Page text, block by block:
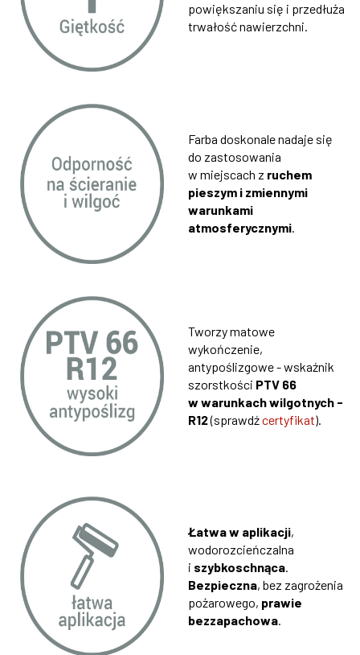
powiększaniu się i przedłuża
trwałość nawierzchni.
Farba doskonale nadaje się
do zastosowania
w miejscach z ruchem
pieszym i zmiennymi
warunkami
atmosferycznymi.
Tworzy matowe
wykończenie,
antypoślizgowe - wskaźnik
szorstkości PTV 66
w warunkach wilgotnych -
R12(sprawdźcertyfikat).
Łatwa w aplikacji,
wodorozcieńczalna
i szybkoschnąca.
Bezpieczna, bez zagrożenia
pożarowego, prawie
bezzapachowa.